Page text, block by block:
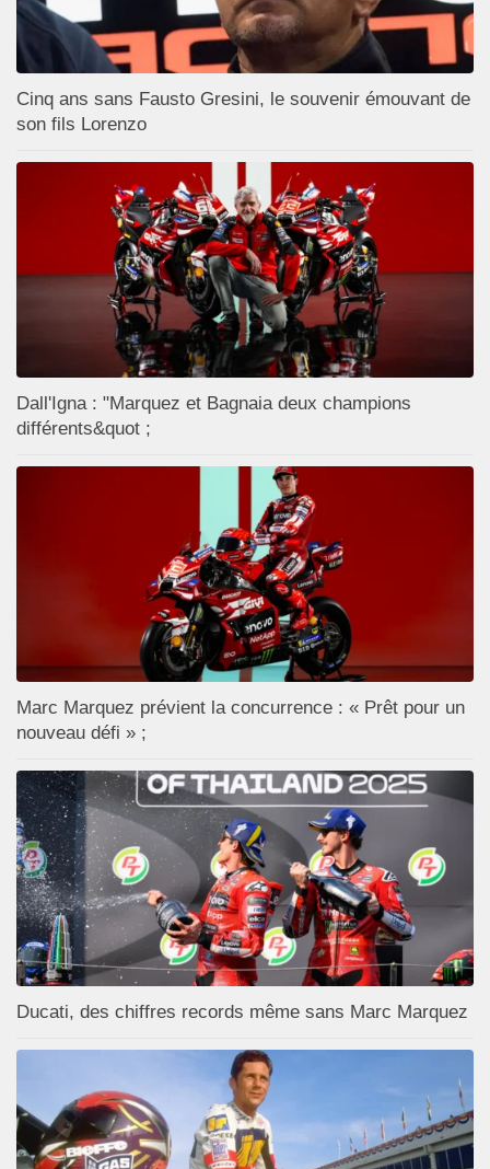
Cinq ans sans Fausto Gresini, le souvenir émouvant de
son fils Lorenzo
Dall'Igna : "Marquez et Bagnaia deux champions
différents&quot ;
Marc Marquez prévient la concurrence : « Prêt pour un
nouveau défi » ;
Ducati, des chiffres records même sans Marc Marquez